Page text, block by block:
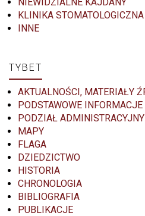
KLINIKA
INNE
TYBET
AKTUALNOŚCI, MATERIAŁY
PODSTAWOWE INFORMACJE
PODZIAŁ ADMINISTRACYJNY
MAPY
FLAGA
DZIEDZICTWO
HISTORIA
CHRONOLOGIA
BIBLIOGRAFIA
PUBLIKACJE